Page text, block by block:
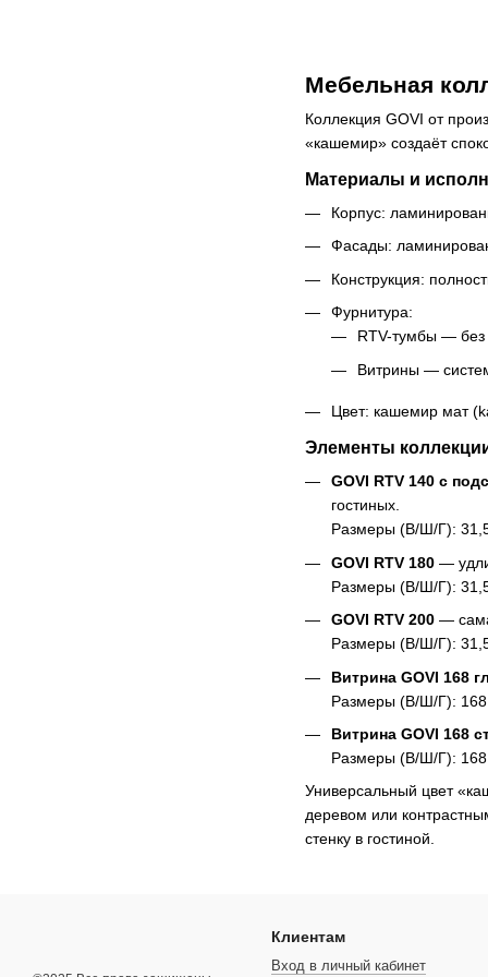
Мебельная
Коллекция GOVI от
«кашемир» создаёт
Материалы и
Корпус:
Фасады:
Конструкция:
Фурнитура:
RTV-тумбы — без
Витрины —
Цвет: кашемир мат
Элементы
GOVI RTV 140 с
гостиных.
Размеры (В/Ш/Г):
GOVI RTV 180 —
Размеры (В/Ш/Г):
GOVI RTV 200 —
Размеры (В/Ш/Г):
Витрина GOVI 168
Размеры (В/Ш/Г): 168
Витрина GOVI 168
Размеры (В/Ш/Г): 168
Универсальный цвет
деревом или
стенку в гостиной.
Клиентам
Вход в личный кабинет